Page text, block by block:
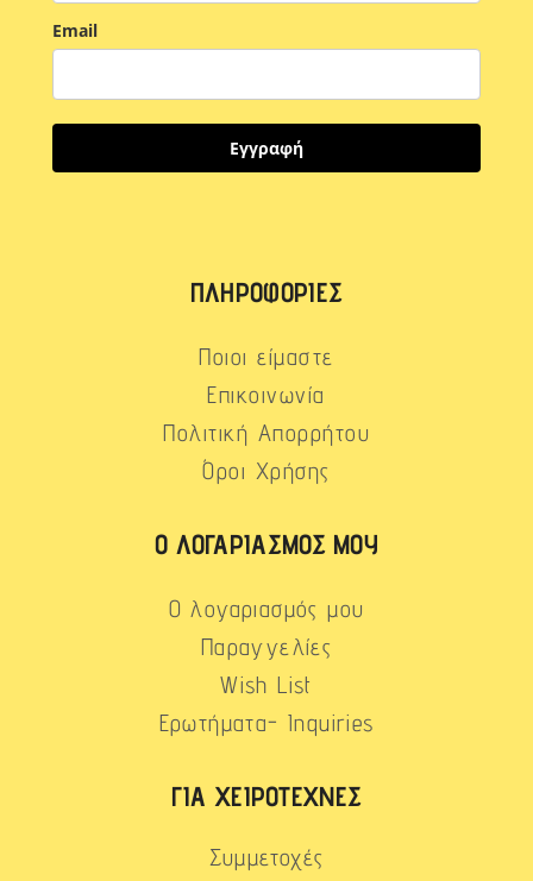
Email
Εγγραφή
ΠΛΗΡΟΦΟΡΊΕΣ
Ποιοι είμαστε
Επικοινωνία
Πολιτική Απορρήτου
Όροι Χρήσης
Ο ΛΟΓΑΡΙΑΣΜΌΣ ΜΟΥ
Ο λογαριασμός μου
Παραγγελίες
Wish List
Ερωτήματα- Inquiries
ΓΙΑ ΧΕΙΡΟΤΈΧΝΕΣ
Συμμετοχές